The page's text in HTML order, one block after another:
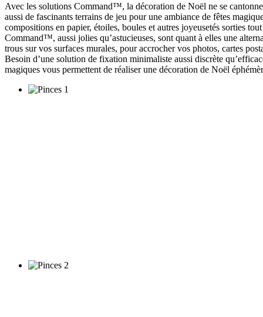
Avec les solutions Command™, la décoration de Noël ne se
aussi de fascinants terrains de jeu pour une ambiance de fêtes
compositions en papier, étoiles, boules et autres joyeusetés sorties
Command™, aussi jolies qu’astucieuses, sont quant à elles une
trous sur vos surfaces murales, pour accrocher vos photos, cartes
Besoin d’une solution de fixation minimaliste aussi discrète
magiques vous permettent de réaliser une décoration de Noël